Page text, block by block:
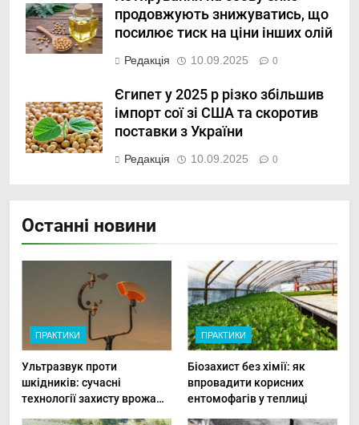
продовжують знижуватись, що
посилює тиск на ціни інших олій
Редакція 10.09.2025 0
Єгипет у 2025 р різко збільшив
імпорт сої зі США та скоротив
поставки з України
Редакція 10.09.2025 0
Останні новини
ПРАКТИКИ
Ультразвук проти
шкідників: сучасні
технології захисту врожаю
ПРАКТИКИ
Біозахист без хімії: як
впровадити корисних
ентомофагів у теплиці